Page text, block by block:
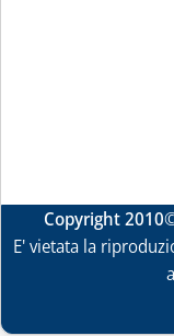
Copyright 2010
E' vietata la